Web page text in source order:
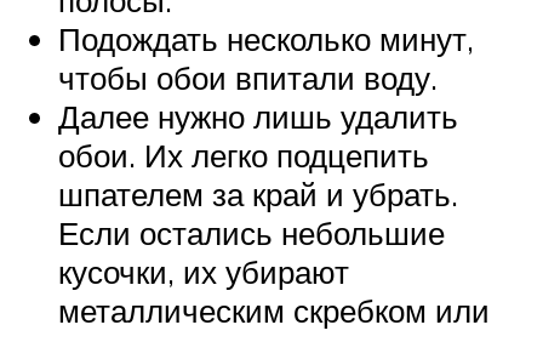
Подождать несколько минут,
чтобы обои впитали воду.
Далее нужно лишь удалить
обои. Их легко подцепить
шпателем за край и убрать.
Если остались небольшие
кусочки, их убирают
металлическим скребком или